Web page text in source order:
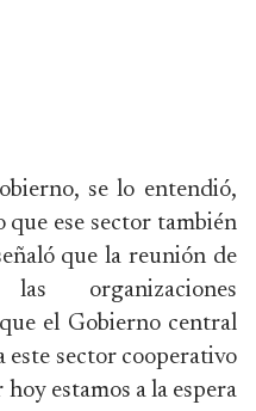
se lo entendió,
que ese sector también
que la reunión de
organizaciones
el Gobierno central
este sector cooperativo
estamos a la espera